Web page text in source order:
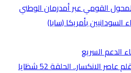
القومي عبر أمدرمان الوطني
بأمريكا (سابا)
الدعم السريع
أنواء الروح.. شهادة قلم عاصر الانكسار.. الحلقة 52 شظايا